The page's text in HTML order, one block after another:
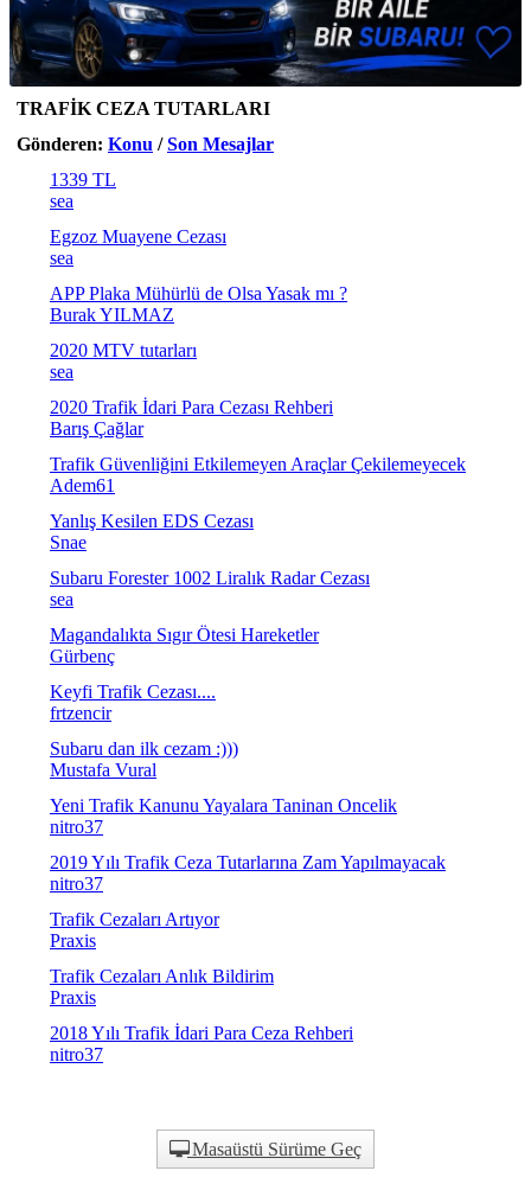
TRAFİK CEZA TUTARLARI
Gönderen: Konu /Son Mesajlar
1339 TL
sea
Egzoz Muayene Cezası
sea
APP Plaka Mühürlü de Olsa Yasak mı ?
Burak YILMAZ
2020 MTV tutarları
sea
2020 Trafik İdari Para Cezası Rehberi
Barış Çağlar
Trafik Güvenliğini Etkilemeyen Araçlar Çekilemeyecek
Adem61
Yanlış Kesilen EDS Cezası
Snae
Subaru Forester 1002 Liralık Radar Cezası
sea
Magandalıkta Sıgır Ötesi Hareketler
Gürbenç
Keyfi Trafik Cezası....
frtzencir
Subaru dan ilk cezam :)))
Mustafa Vural
Yeni Trafik Kanunu Yayalara Taninan Oncelik
nitro37
2019 Yılı Trafik Ceza Tutarlarına Zam Yapılmayacak
nitro37
Trafik Cezaları Artıyor
Praxis
Trafik Cezaları Anlık Bildirim
Praxis
2018 Yılı Trafik İdari Para Ceza Rehberi
nitro37
Masaüstü Sürüme Geç